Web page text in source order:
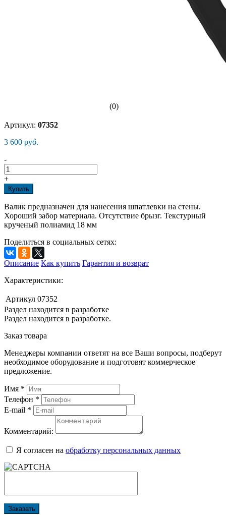
(0)
Артикул: 07352
3 600 руб.
-
+
Купить
Валик предназначен для нанесения шпатлевки на стены.
Хороший забор материала. Отсутствие брызг. Текстурный
крученый полиамид 18 мм
Поделиться в социальных сетях:
Описание Как купить Гарантия и возврат
Характеристики:
Артикул 07352
Раздел находится в разработке
Раздел находится в разработке.
Заказ товара
Менеджеры компании ответят на все Ваши вопросы, подберут
необходимое оборудование и подготовят коммерческое
предложение.
Имя *
Телефон *
E-mail *
Комментарий:
Я согласен на обработку персональных данных
Заказать